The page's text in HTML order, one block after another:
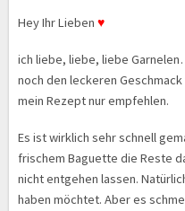
Hey Ihr Lieben ♥
ich liebe, liebe, liebe
noch den leckeren
mein Rezept nur empfehlen.
Es ist wirklich sehr schnell
frischem Baguette die Reste
nicht entgehen lassen.
haben möchtet. Aber es